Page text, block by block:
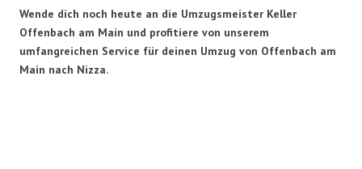
Wende dich noch heute an die Umzugsmeister Keller
Offenbach am Main und profitiere von unserem
umfangreichen Service für deinen Umzug von Offenbach am
Main nach Nizza.